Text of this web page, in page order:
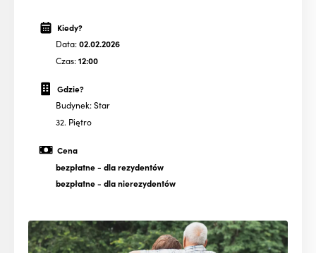
Kiedy?
Data:02.02.2026
Czas:12:00
Gdzie?
Budynek: Star
32. Piętro
Cena
bezpłatne- dla rezydentów
bezpłatne- dla nierezydentów